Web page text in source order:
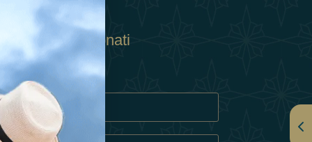
Privacy
Abbonati